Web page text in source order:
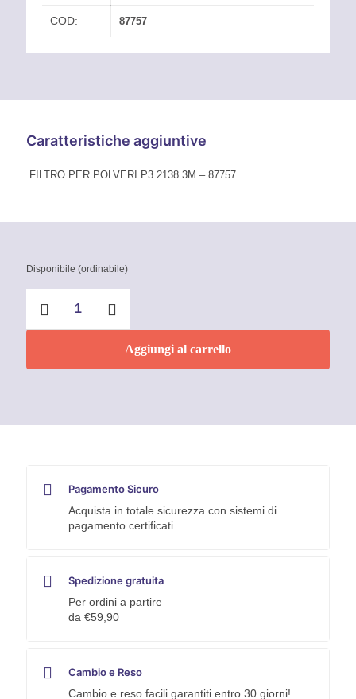
COD: 87757
Caratteristiche aggiuntive
FILTRO PER POLVERI P3 2138 3M – 87757
Disponibile (ordinabile)
antiparticolato
P3
quantità
Aggiungi al carrello
Pagamento Sicuro
Acquista in totale sicurezza con sistemi di
pagamento certificati.
Spedizione gratuita
Per ordini a partire
da €59,90
Cambio e Reso
Cambio e reso facili garantiti entro 30 giorni!